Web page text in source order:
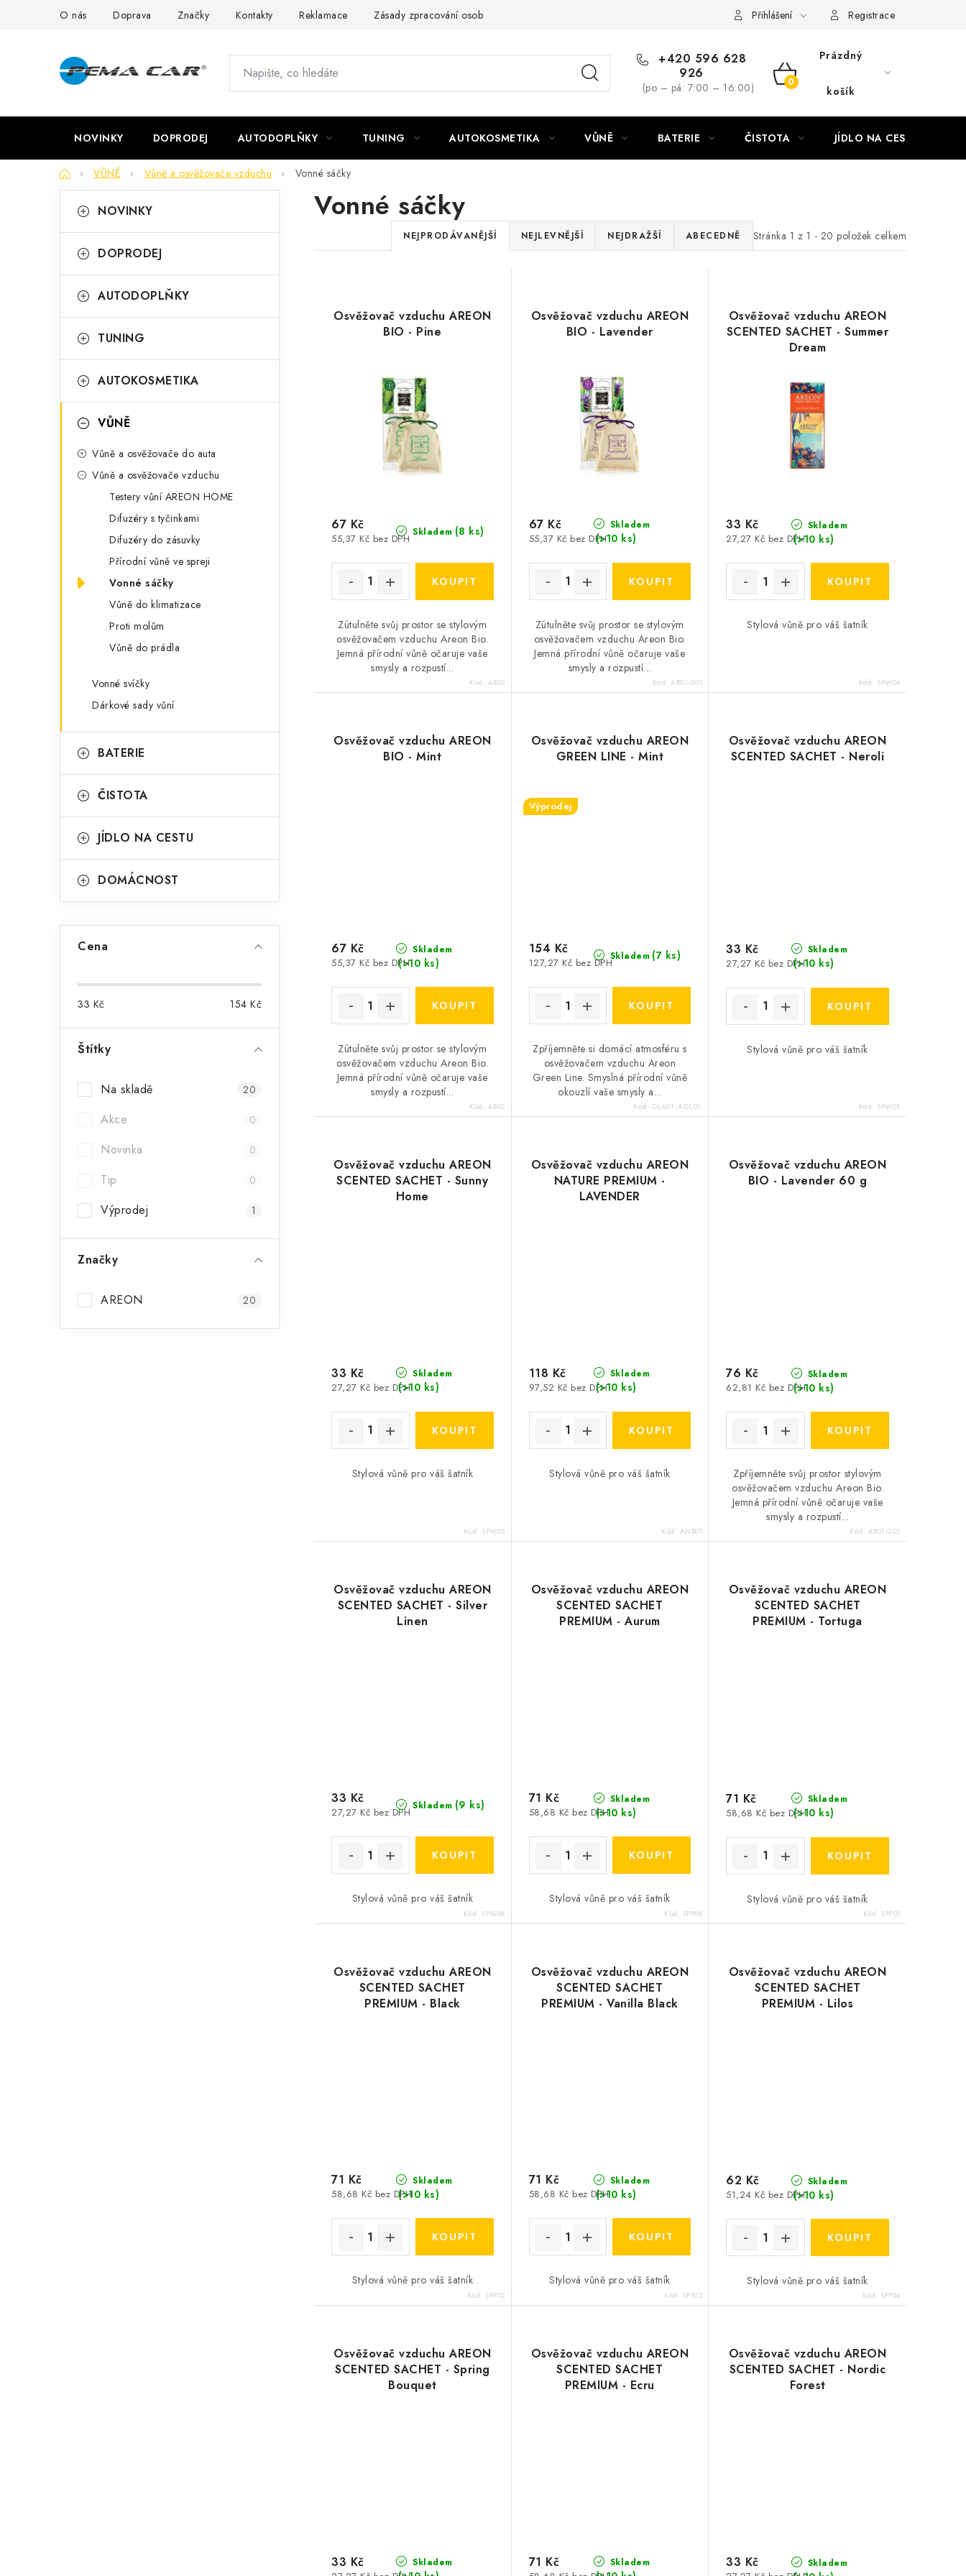
O nás Doprava Značky Kontakty Reklamace Zásady zpracování osobních údajů Přihlášení Registrace
+420 596 628
926
(po – pá: 7:00 – 16:00)
NÁKUPNÍ
Prázdný
košík
NOVINKY DOPRODEJ AUTODOPLŇKY TUNING AUTOKOSMETIKA VŮNĚ BATERIE ČISTOTA JÍDLO NA CESTU
DomůVŮNĚ Vůně a osvěžovače vzduchu Vonné sáčky
o
t
r
n
n
kategorie
a
e
o
i
NOVINKY
DOPRODEJ
AUTODOPLŇKY
TUNING
AUTOKOSMETIKA
VŮNĚ
Vůně a osvěžovače do auta
Vůně a osvěžovače vzduchu
Testery vůní AREON HOME
Difuzéry s tyčinkami
Difuzéry do zásuvky
Přírodní vůně ve spreji
Vonné sáčky
Vůně do klimatizace
Proti molům
Vůně do prádla
Vonné svíčky
Dárkové sady vůní
BATERIE
ČISTOTA
JÍDLO NA CESTU
DOMÁCNOST
Cena
33 Kč 154 Kč
Štítky
Na skladě 20
Akce 0
Novinka 0
Tip 0
Výprodej 1
Značky
AREON 20
Vonné sáčky
Stránka 1 z 1 - 20 položek celkem
Ř
a
e
n
í
p
r
o
d
k
t
ů
NEJPRODÁVANĚJŠÍ NEJLEVNĚJŠÍ NEJDRAŽŠÍ ABECEDNĚ
Osvěžovač vzduchu AREON
BIO - Pine
Skladem (8 ks)
55,37 Kč bez DPH
67 Kč
Zútulněte svůj prostor se stylovým
osvěžovačem vzduchu Areon Bio.
Jemná přírodní vůně očaruje vaše
smysly a rozpustí...
Kód: AB03
Osvěžovač vzduchu AREON
BIO - Lavender
Skladem
(>10 ks)
55,37 Kč bez DPH
67 Kč
Zútulněte svůj prostor se stylovým
osvěžovačem vzduchu Areon Bio.
Jemná přírodní vůně očaruje vaše
smysly a rozpustí...
Kód:AB01-G01
Osvěžovač vzduchu AREON
SCENTED SACHET - Summer
Dream
Skladem
(>10 ks)
27,27 Kč bez DPH
33 Kč
Stylová vůně pro váš šatník
Kód: SPW04
Osvěžovač vzduchu AREON
BIO - Mint
Skladem
(>10 ks)
55,37 Kč bez DPH
67 Kč
Zútulněte svůj prostor se stylovým
osvěžovačem vzduchu Areon Bio.
Jemná přírodní vůně očaruje vaše
smysly a rozpustí...
Kód: AB02
Osvěžovač vzduchu AREON
GREEN LINE - Mint
Výprodej
Skladem (7 ks)
127,27 Kč bez DPH
154 Kč
Zpříjemněte si domácí atmosféru s
osvěžovačem vzduchu Areon
Green Line. Smyslná přírodní vůně
okouzlí vaše smysly a...
Kód: GLK01 -AGL01-
Osvěžovač vzduchu AREON
SCENTED SACHET - Neroli
Skladem
(>10 ks)
27,27 Kč bez DPH
33 Kč
Stylová vůně pro váš šatník
Kód: SPW05
Osvěžovač vzduchu AREON
SCENTED SACHET - Sunny
Home
Skladem
(>10 ks)
27,27 Kč bez DPH
33 Kč
Stylová vůně pro váš šatník
Kód: SPW03
Osvěžovač vzduchu AREON
NATURE PREMIUM -
LAVENDER
Skladem
(>10 ks)
97,52 Kč bez DPH
118 Kč
Stylová vůně pro váš šatník
Kód: ANB01
Osvěžovač vzduchu AREON
BIO - Lavender 60 g
Skladem
(>10 ks)
62,81 Kč bez DPH
76 Kč
Zpříjemněte svůj prostor stylovým
osvěžovačem vzduchu Areon Bio.
Jemná přírodní vůně očaruje vaše
smysly a rozpustí...
Kód: AB01-G02
Osvěžovač vzduchu AREON
SCENTED SACHET - Silver
Linen
Skladem (9 ks)
27,27 Kč bez DPH
33 Kč
Stylová vůně pro váš šatník
Kód: SPW06
Osvěžovač vzduchu AREON
SCENTED SACHET
PREMIUM - Aurum
Skladem
(>10 ks)
58,68 Kč bez DPH
71 Kč
Stylová vůně pro váš šatník
Kód: SPP06
Osvěžovač vzduchu AREON
SCENTED SACHET
PREMIUM - Tortuga
Skladem
(>10 ks)
58,68 Kč bez DPH
71 Kč
Stylová vůně pro váš šatník
Kód: SPP01
Osvěžovač vzduchu AREON
SCENTED SACHET
PREMIUM - Black
Skladem
(>10 ks)
58,68 Kč bez DPH
71 Kč
Stylová vůně pro váš šatník
Kód: SPP05
Osvěžovač vzduchu AREON
SCENTED SACHET
PREMIUM - Vanilla Black
Skladem
(>10 ks)
58,68 Kč bez DPH
71 Kč
Stylová vůně pro váš šatník
Kód: SPP02
Osvěžovač vzduchu AREON
SCENTED SACHET
PREMIUM - Lilos
Skladem
(>10 ks)
51,24 Kč bez DPH
62 Kč
Stylová vůně pro váš šatník
Kód: SPP04
Osvěžovač vzduchu AREON
SCENTED SACHET - Spring
Bouquet
Skladem
33 Kč
Osvěžovač vzduchu AREON
SCENTED SACHET
PREMIUM - Ecru
Skladem
71 Kč
Osvěžovač vzduchu AREON
SCENTED SACHET - Nordic
Forest
Skladem
33 Kč